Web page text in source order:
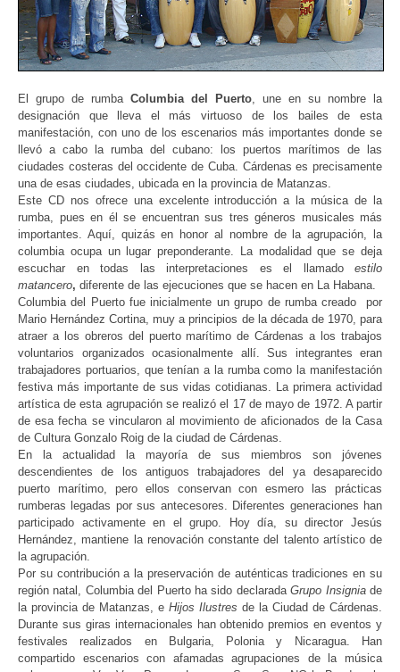
El grupo de rumba Columbia del Puerto , une en su nombre la
designación que lleva el más virtuoso de los bailes de esta
manifestación, con uno de los escenarios más importantes donde se
llevó a cabo la rumba del cubano: los puertos marítimos de las
ciudades costeras del occidente de Cuba. Cárdenas es precisamente
una de esas ciudades, ubicada en la provincia de Matanzas.
Este CD nos ofrece una excelente introducción a la música de la
rumba, pues en él se encuentran sus tres géneros musicales más
importantes. Aquí, quizás en honor al nombre de la agrupación, la
columbia ocupa un lugar preponderante. La modalidad que se deja
escuchar en todas las interpretaciones es el llamado estilo
matancero, diferente de las ejecuciones que se hacen en La Habana.
Columbia del Puertofue inicialmente un grupo de rumba creado por
Mario Hernández Cortina, muy a principios de la década de 1970, para
atraer a los obreros del puerto marítimo de Cárdenas a los trabajos
voluntarios organizados ocasionalmente allí. Sus integrantes eran
trabajadores portuarios, que tenían a la rumba como la manifestación
festiva más importante de sus vidas cotidianas. La primera actividad
artística de esta agrupación se realizó el 17 de mayo de 1972. A partir
de esa fecha se vincularon al movimiento de aficionados de la Casa
de Cultura Gonzalo Roig de la ciudad de Cárdenas.
En la actualidad la mayoría de sus miembros son jóvenes
descendientes de los antiguos trabajadores del ya desaparecido
puerto marítimo, pero ellos conservan con esmero las prácticas
rumberas legadas por sus antecesores. Diferentes generaciones han
participado activamente en el grupo. Hoy día, su director Jesús
Hernández, mantiene la renovación constante del talento artístico de
la agrupación.
Por su contribución a la preservación de auténticas tradiciones en su
región natal, Columbia del Puertoha sido declaradaGrupo Insigniade
la provincia de Matanzas, e Hijos Ilustres de la Ciudad de Cárdenas.
Durante sus giras internacionales han obtenido premios en eventos y
festivales realizados en Bulgaria, Polonia y Nicaragua. Han
compartido escenarios con afamadas agrupaciones de la música